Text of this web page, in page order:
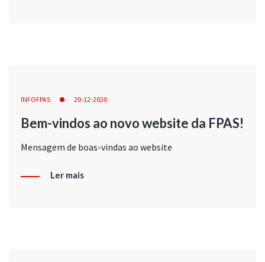
INFOFPAS 20-12-2020
Bem-vindos ao novo website da FPAS!
Mensagem de boas-vindas ao website
Ler mais